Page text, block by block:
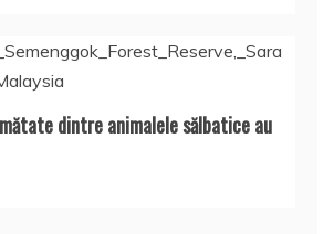
dintre animalele sălbatice au